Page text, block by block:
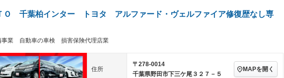
100V電源 クリーンディーゼル センターデフロック
プ － 展示・試乗車
装備略号／用語解説
ォッシャ
革シート － ハーフレザーシート キーレス
プ
イヤ パワーシート 3列シート ベンチシート
Ｏ 千葉柏インター トヨタ アルファード・ヴェルファイア修復歴なし専
事業 自動車の車検 損害保険代理店業
住所
〒278-0014
千葉県野田市下三ケ尾３２７－５
MAPを開く